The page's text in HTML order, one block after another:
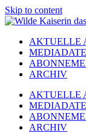
Skip to content
AKTUELLE
ARCHIV
AKTUELLE
ARCHIV